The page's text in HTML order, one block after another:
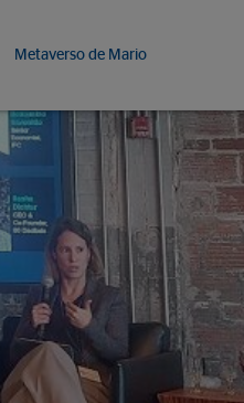
Metaverso de Mario